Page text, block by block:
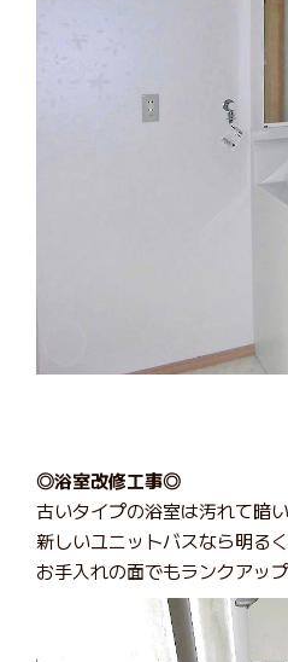
◎浴室改修工事◎
古いタイプの浴室は汚れて暗
新しいユニットバスなら明る
お手入れの面でもランクアッ